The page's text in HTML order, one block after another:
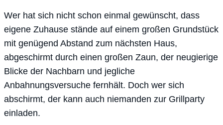
Wer hat sich nicht schon einmal gewünscht, dass
eigene Zuhause stände auf einem großen Grundstück
mit genügend Abstand zum nächsten Haus,
abgeschirmt durch einen großen Zaun, der neugierige
Blicke der Nachbarn und jegliche
Anbahnungsversuche fernhält. Doch wer sich
abschirmt, der kann auch niemanden zur Grillparty
einladen.